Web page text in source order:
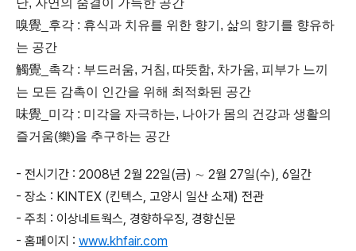
난, 자연의 숨결이 가득한 공간
嗅覺_후각 : 휴식과 치유를 위한 향기, 삶의 향기를 향유하
는 공간
觸覺_촉각 : 부드러움, 거침, 따뜻함, 차가움, 피부가 느끼
는 모든 감촉이 인간을 위해 최적화된 공간
味覺_미각 : 미각을 자극하는, 나아가 몸의 건강과 생활의
즐거움(樂)을 추구하는 공간
- 전시기간 : 2008년 2월 22일(금) ∼ 2월 27일(수), 6일간
- 장소 : KINTEX (킨텍스, 고양시 일산 소재) 전관
- 주최 : 이상네트웍스, 경향하우징, 경향신문
- 홈페이지 : www.khfair.com